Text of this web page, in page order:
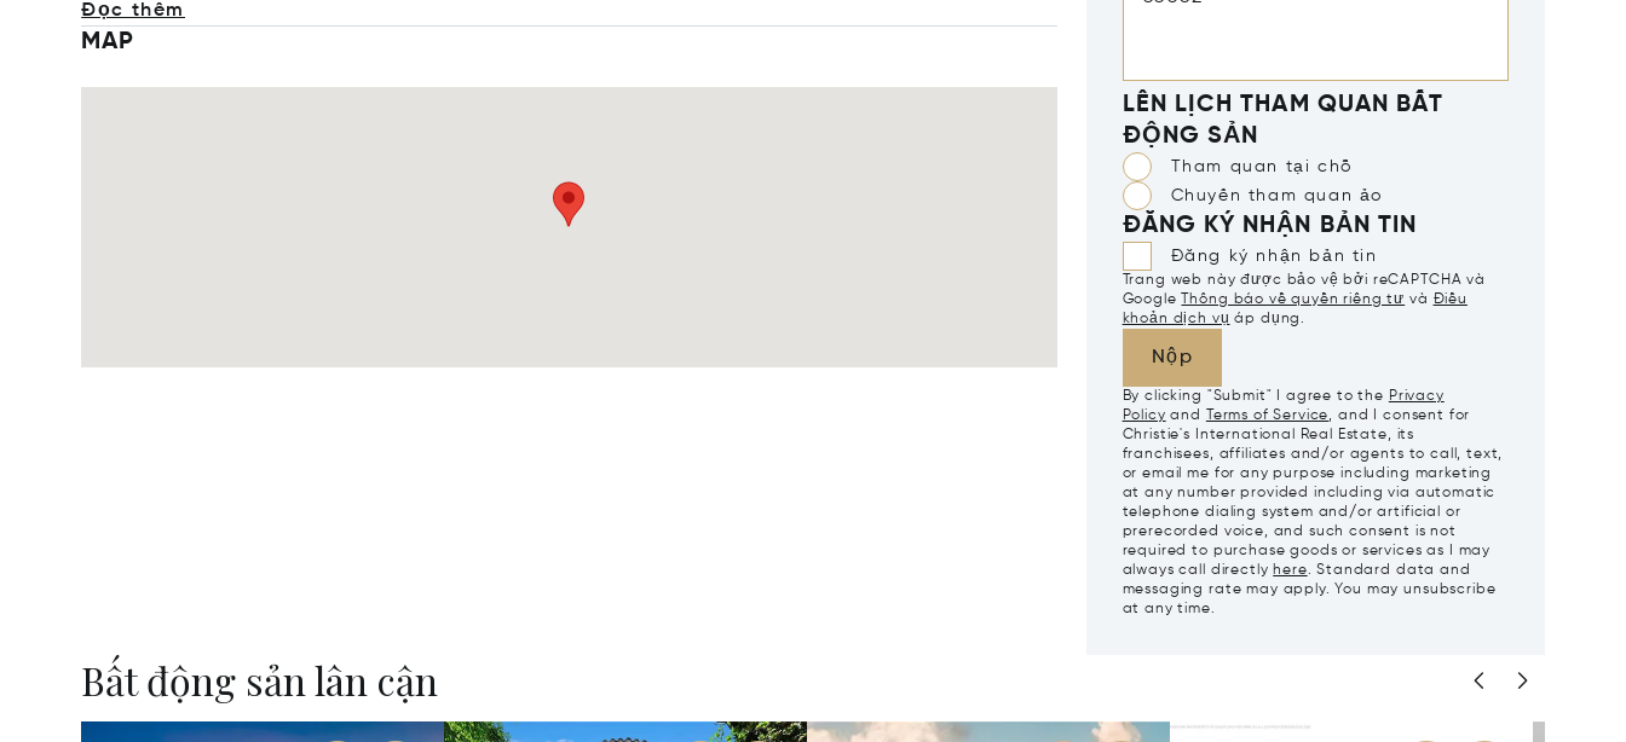
Đọc thêm
MAP
LÊN LỊCH THAM QUAN BẤT
ĐỘNG SẢN
Tham quan tại chỗ
Chuyến tham quan ảo
ĐĂNG KÝ NHẬN BẢN TIN
Đăng ký nhận bản tin
Trang web này được bảo vệ bởi reCAPTCHA và
Google
Thông báo về quyền riêng tư và Điều
khoản dịch vụ áp dụng.
Nộp
By clicking "Submit" I agree to the Privacy
Policy and Terms of Service, and I consent for
Christie's International Real Estate, its
franchisees, affiliates and/or agents to call, text,
or email me for any purpose including marketing
at any number provided including via automatic
telephone dialing system and/or artificial or
prerecorded voice, and such consent is not
required to purchase goods or services as I may
always call directly here. Standard data and
messaging rate may apply. You may unsubscribe
at any time.
Bất động sản lân cận